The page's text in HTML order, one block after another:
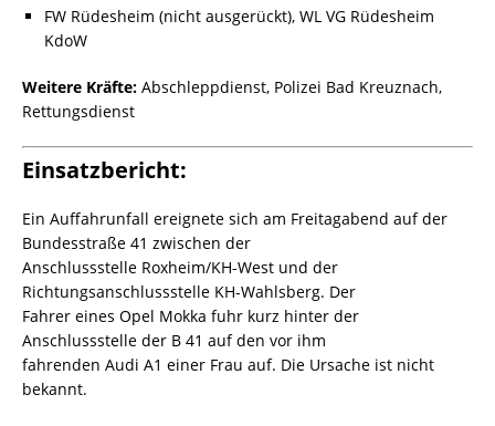
FW Rüdesheim (nicht ausgerückt), WL VG Rüdesheim
KdoW
Weitere Kräfte: Abschleppdienst, Polizei Bad Kreuznach,
Rettungsdienst
Einsatzbericht:
Ein Auffahrunfall ereignete sich am Freitagabend auf der
Bundesstraße 41 zwischen der
Anschlussstelle Roxheim/KH-West und der
Richtungsanschlussstelle KH-Wahlsberg. Der
Fahrer eines Opel Mokka fuhr kurz hinter der
Anschlussstelle der B 41 auf den vor ihm
fahrenden Audi A1 einer Frau auf. Die Ursache ist nicht
bekannt.